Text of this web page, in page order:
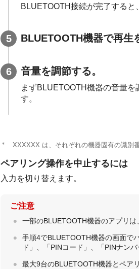
BLUETOOTH接続が完了すると
BLUETOOTH機器で再生
音量を調節する。
まずBLUETOOTH機器の音量を
す。
＊ XXXXXX は、それぞれの機器固有の識別番
ペアリング操作を中止するには
入力を切り替えます。
ご注意
一部のBLUETOOTH機器のアプリは
手順4でBLUETOOTH機器の画面で
ド」、「PINコード」、「PINナン
最大9台のBLUETOOTH機器とペア